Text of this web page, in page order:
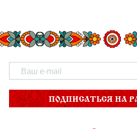
ПОДПИСАТЬСЯ НА